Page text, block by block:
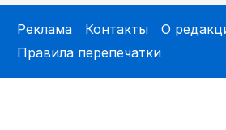
Реклама Контакты
О
Правила перепечатки